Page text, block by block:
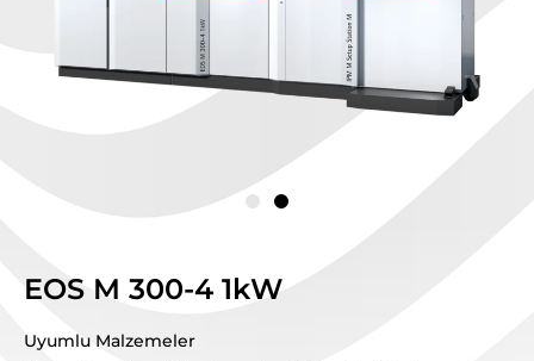
EOS M 300-4 1kW
Uyumlu Malzemeler